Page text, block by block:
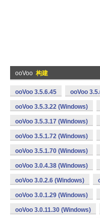
ooVoo 构建
ooVoo 3.5.6.45 ooVoo
ooVoo 3.5.3.22 (Windows)
ooVoo 3.5.3.17 (Windows)
ooVoo 3.5.1.72 (Windows)
ooVoo 3.5.1.70 (Windows)
ooVoo 3.0.4.38 (Windows)
ooVoo 3.0.2.6 (Windows)
ooVoo 3.0.1.29 (Windows)
ooVoo 3.0.11.30 (Windows)